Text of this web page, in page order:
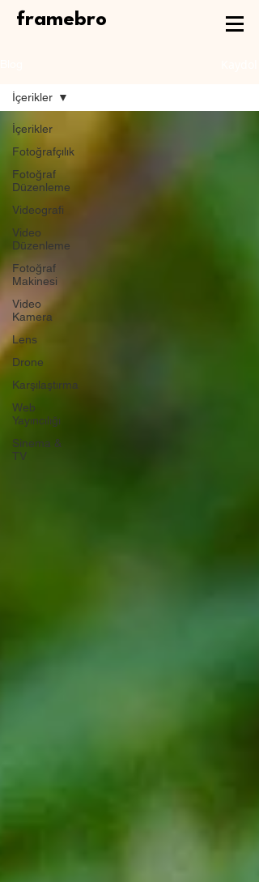
framebro
İçerikler
Fotoğrafçılık
Fotoğraf
Düzenleme
Videografi
Video
Düzenleme
Fotoğraf
Makinesi
Video
Kamera
Lens
Drone
Karşılaştırma
Web
Yayıncılığı
Sinema &
TV
İçerikler